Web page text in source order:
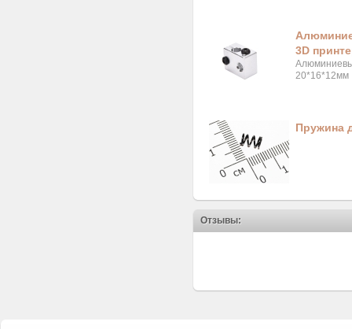
3D
20*16*12мм
Пружина
Отзывы: